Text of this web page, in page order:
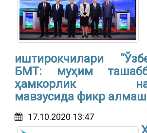
иштирокчилари
БМТ: муҳим
ҳамкорлик
мавзусида фикр
17.10.2020 13:47